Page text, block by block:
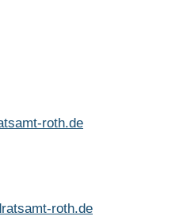
roth.de
roth.de